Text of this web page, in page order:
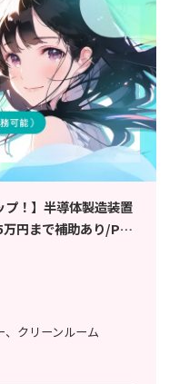
プ！】半導体製造装置
円まで補助あり/PC
す/月の半分がお休み
クリーンルーム